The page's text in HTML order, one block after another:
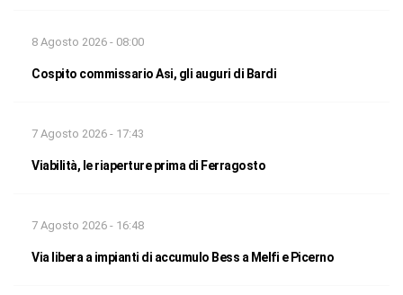
8 Agosto 2026 - 08:00
Cospito commissario Asi, gli auguri di Bardi
7 Agosto 2026 - 17:43
Viabilità, le riaperture prima di Ferragosto
7 Agosto 2026 - 16:48
Via libera a impianti di accumulo Bess a Melfi e Picerno